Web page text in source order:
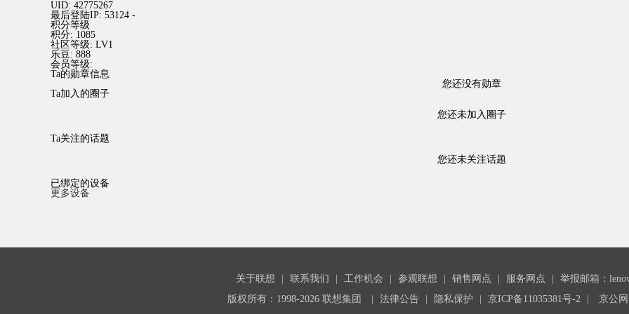
UID: 42775267
最后登陆IP: 53124 -
积分等级
积分: 1085
社区等级: LV1
乐豆: 888
会员等级:
Ta的勋章信息
您还没有勋章
Ta加入的圈子
您还未加入圈子
Ta关注的话题
您还未关注话题
已绑定的设备
更多设备
关于联想 联系我们 工作机会 参观联想 销售网点 服务网点
举报邮箱：
版权所有：1998-2026 联想集团
法律公告 隐私保护 京ICP备11035381号-2 京公